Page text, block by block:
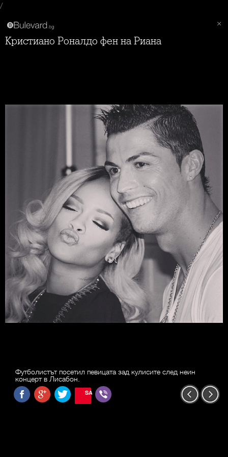
/
Кристиано Роналдо фен на Риана
Футболистът посетил певицата зад кулисите след неин
концерт в Лисабон.
SAVE